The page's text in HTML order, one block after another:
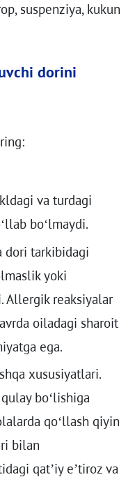
suspenziya, kukun
dorini
va turdagi
bo‘lmaydi.
dori tarkibidagi
yoki
reaksiyalar
oiladagi sharoit
ega.
xususiyatlari.
bo‘lishiga
qo‘llash qiyin
bilan
qat’iy e’tiroz va